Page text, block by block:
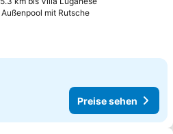
Außenpool mit RutschePreise sehen
Preise sehen